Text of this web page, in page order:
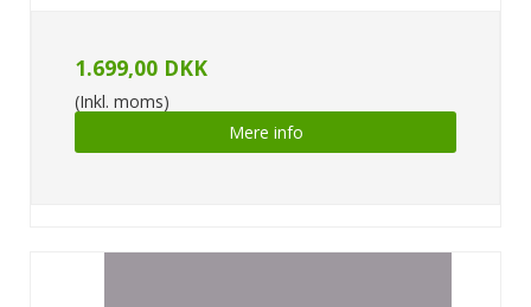
1.699,00 DKK
(Inkl. moms)
Mere info